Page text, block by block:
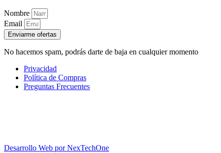
Nombre
Email
Enviarme ofertas
No hacemos spam, podrás darte de baja en cualquier momento
Privacidad
Política de Compras
Preguntas Frecuentes
Desarrollo Web porNexTechOne